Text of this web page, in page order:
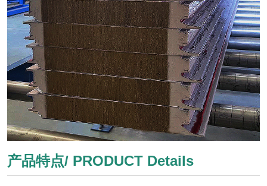
产品特点/ PRODUCT Details